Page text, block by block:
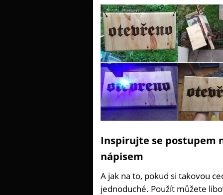
Inspirujte se postupem
nápisem
A jak na to, pokud si takovou
jednoduché. Použít můžete